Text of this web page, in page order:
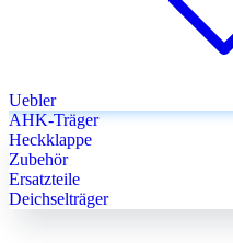
Uebler
AHK-Träger
Heckklappe
Zubehör
Ersatzteile
Deichselträger